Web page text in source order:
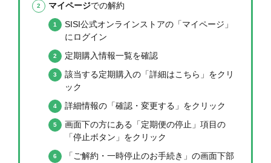
マイページでの解約
SISI公式オンラインストアの「マイページ」
にログイン
定期購入情報一覧を確認
該当する定期購入の「詳細はこちら」をクリ
ック
詳細情報の「確認・変更する」をクリック
画面下の方にある「定期便の停止」項目の
「停止ボタン」をクリック
「 ご解約・一時停止のお手続き」の画面下部